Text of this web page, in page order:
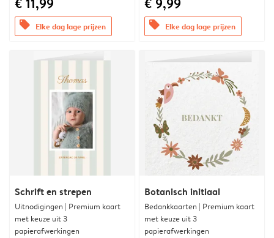
offers Elke dag lage prijzen offers Elke dag lage prijzen
Schrift en strepen
Uitnodigingen | Premium kaart
met keuze uit 3
papierafwerkingen
Botanisch initiaal
Bedankkaarten | Premium kaart
met keuze uit 3
papierafwerkingen